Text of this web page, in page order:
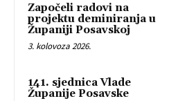
Započeli radovi na
projektu deminiranja u
Županiji Posavskoj
3. kolovoza 2026.
141. sjednica Vlade
Županije Posavske